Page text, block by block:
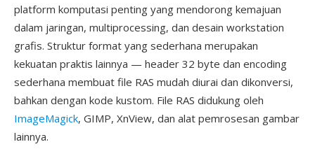
platform komputasi penting yang mendorong kemajuan
dalam jaringan, multiprocessing, dan desain workstation
grafis. Struktur format yang sederhana merupakan
kekuatan praktis lainnya — header 32 byte dan encoding
sederhana membuat file RAS mudah diurai dan dikonversi,
bahkan dengan kode kustom. File RAS didukung oleh
ImageMagick, GIMP, XnView, dan alat pemrosesan gambar
lainnya.